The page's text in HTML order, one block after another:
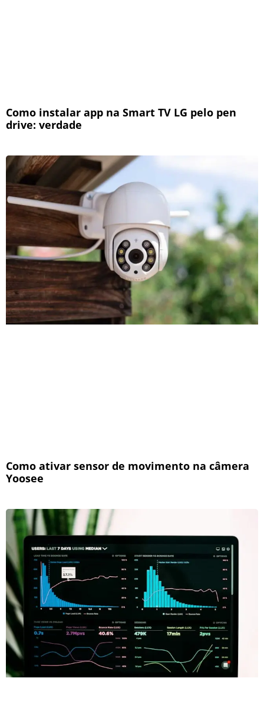
Como instalar app na Smart TV LG pelo pen
drive: verdade
Como ativar sensor de movimento na câmera
Yoosee